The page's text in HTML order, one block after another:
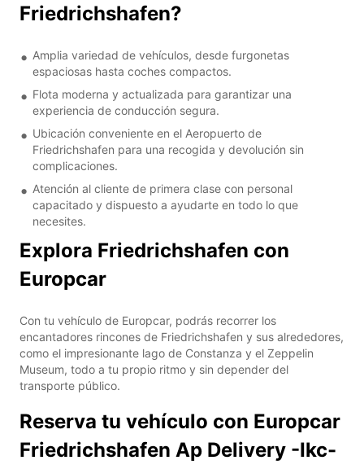
Friedrichshafen?
Amplia variedad de vehículos, desde furgonetas
espaciosas hasta coches compactos.
Flota moderna y actualizada para garantizar una
experiencia de conducción segura.
Ubicación conveniente en el Aeropuerto de
Friedrichshafen para una recogida y devolución sin
complicaciones.
Atención al cliente de primera clase con personal
capacitado y dispuesto a ayudarte en todo lo que
necesites.
Explora Friedrichshafen con
Europcar
Con tu vehículo de Europcar, podrás recorrer los
encantadores rincones de Friedrichshafen y sus alrededores,
como el impresionante lago de Constanza y el Zeppelin
Museum, todo a tu propio ritmo y sin depender del
transporte público.
Reserva tu vehículo con Europcar
Friedrichshafen Ap Delivery -Ikc-